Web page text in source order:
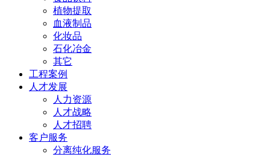
植物提取
血液制品
化妆品
石化冶金
其它
工程案例
人才发展
人力资源
人才战略
人才招聘
客户服务
分离纯化服务